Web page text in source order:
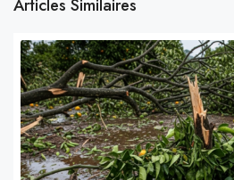
Articles Similaires